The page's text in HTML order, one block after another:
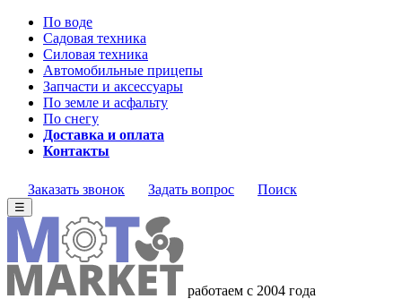
По воде
Садовая техника
Силовая техника
Автомобильные прицепы
Запчасти и аксессуары
По земле и асфальту
По снегу
Доставка и оплата
Контакты
Заказать звонок Задать вопрос Поиск
☰
работаем с 2004 года